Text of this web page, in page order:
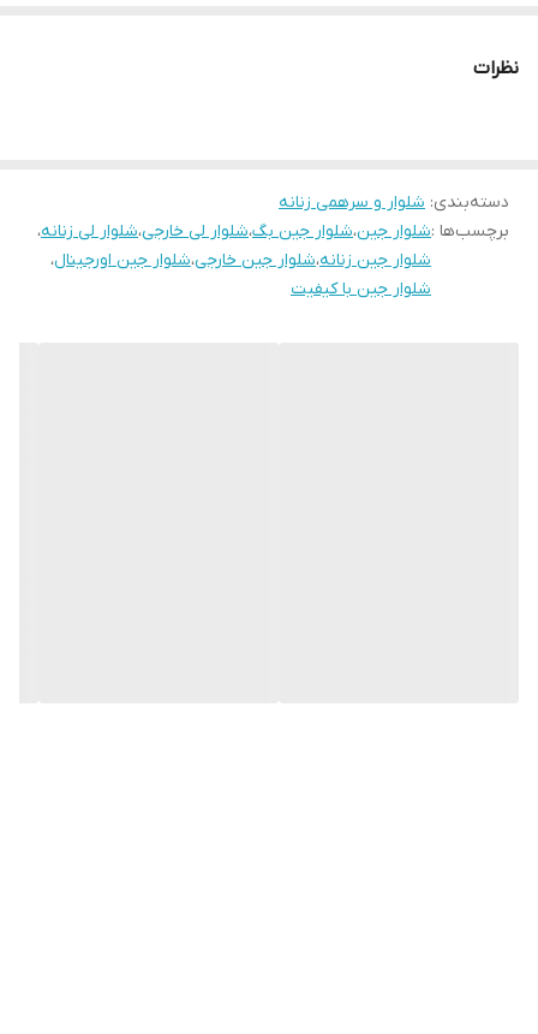
قابلیت بازگشت دارد
مورد استفاده مجلسی - روزانه
نظرات
دسته‌بندی: شلوار و سرهمی زنانه
برچسب‌ها :شلوار جین،شلوار جین بگ،شلوار لی خارجی،شلوار لی زنانه،
شلوار جین زنانه،شلوار جین خارجی،شلوار جین اورجینال،
شلوار جین با کیفیت